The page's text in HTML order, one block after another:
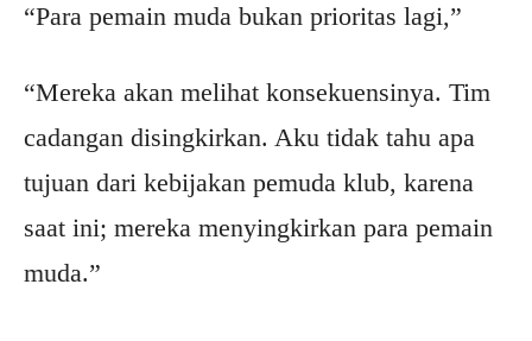
“Para pemain muda bukan prioritas lagi,”
“Mereka akan melihat konsekuensinya. Tim
cadangan disingkirkan. Aku tidak tahu apa
tujuan dari kebijakan pemuda klub, karena
saat ini; mereka menyingkirkan para pemain
muda.”